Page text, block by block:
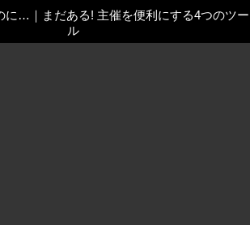
に… ｜ まだある! 主催を便利にする4つのツー
ル